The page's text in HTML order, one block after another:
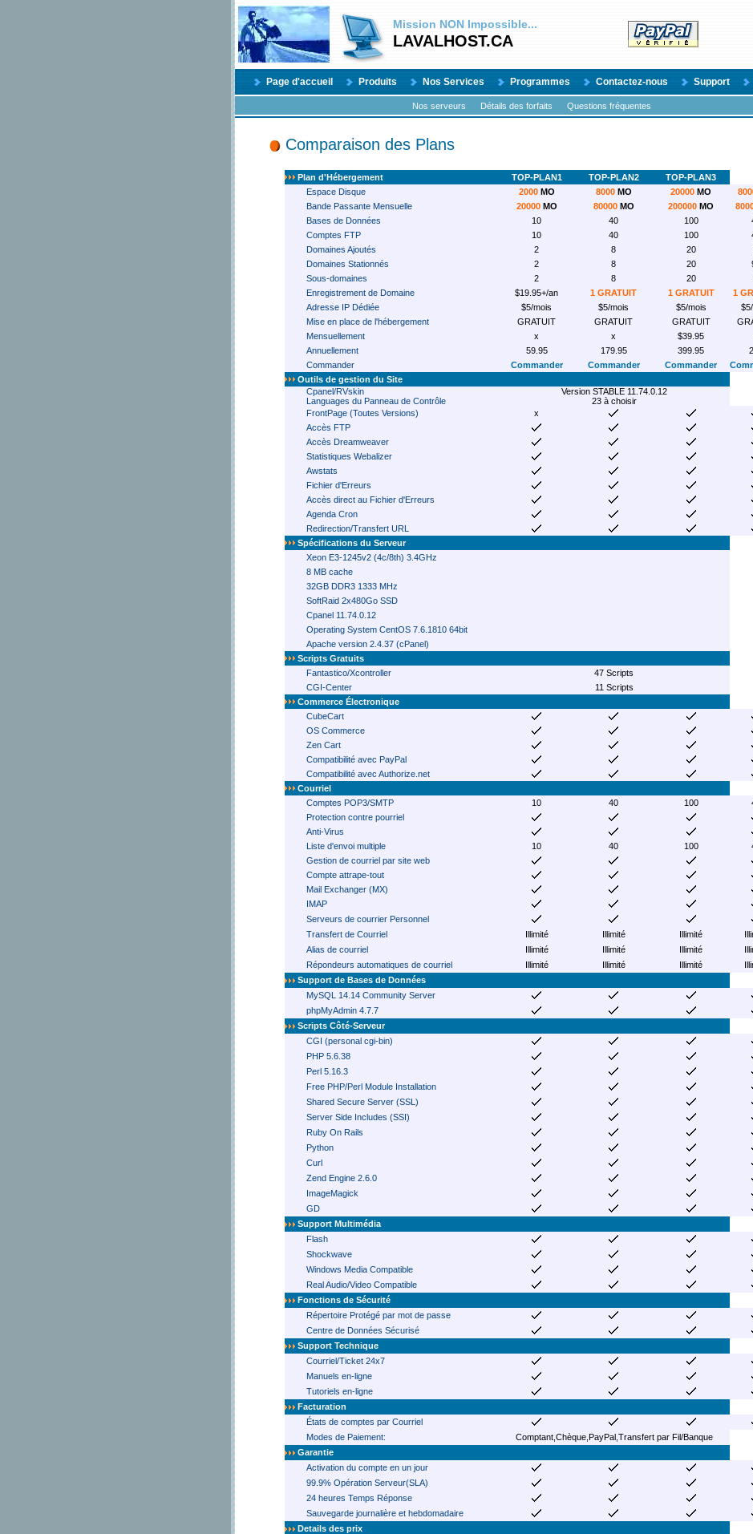
Mission NON Impossible...
LAVALHOST.CA
Page d'accueil Produits Nos Services Programmes Contactez-nous Support
Nos serveurs Détails des forfaits Questions fréquentes
Comparaison des Plans
Plan d'Hébergement TOP-PLAN1 TOP-PLAN2
TOP-PLAN3
Espace Disque
2000MO 8000MO 20000 MO
Bande Passante Mensuelle
20000MO 80000MO 200000 MO
Bases de Données
10 40 100
Comptes FTP
10 40 100
Domaines Ajoutés
2 8 20
Domaines Stationnés
2 8 20
Sous-domaines
2 8 20
Enregistrement de Domaine
$19.95+/an 1 GRATUIT 1 GRATUIT
1
Adresse IP Dédiée
$5/mois $5/mois $5/mois
Mise en place de l'hébergement
GRATUIT GRATUIT GRATUIT
Mensuellement
x x $39.95
Annuellement
59.95 179.95 399.95
Commander
Commander Commander Commander
Outils de gestion du Site
Cpanel/RVskin
Version STABLE 11.74.0.12
Languages du Panneau de Contrôle
23 à choisir
FrontPage (Toutes Versions)
x
Accès FTP
Accès Dreamweaver
Statistiques Webalizer
Awstats
Fichier d'Erreurs
Accès direct au Fichier d'Erreurs
Agenda Cron
Redirection/Transfert URL
Spécifications du Serveur
Xeon E3-1245v2 (4c/8th) 3.4GHz
8 MB cache
32GB DDR3 1333 MHz
SoftRaid 2x480Go SSD
Cpanel 11.74.0.12
Operating System CentOS 7.6.1810 64bit
Apache version 2.4.37 (cPanel)
Scripts Gratuits
Fantastico/Xcontroller
47 Scripts
CGI-Center
11 Scripts
Commerce Électronique
CubeCart
OS Commerce
Zen Cart
Compatibilité avec PayPal
Compatibilité avec Authorize.net
Courriel
Comptes POP3/SMTP
10 40 100
Protection contre pourriel
Anti-Virus
Liste d'envoi multiple
10 40 100
Gestion de courriel par site web
Compte attrape-tout
Mail Exchanger (MX)
IMAP
Serveurs de courrier Personnel
Transfert de Courriel
Illimité Illimité Illimité
Alias de courriel
Illimité Illimité Illimité
Répondeurs automatiques de courriel
Illimité Illimité Illimité
Support de Bases de Données
MySQL 14.14 Community Server
phpMyAdmin 4.7.7
Scripts Côté-Serveur
CGI (personal cgi-bin)
PHP 5.6.38
Perl 5.16.3
Free PHP/Perl Module Installation
Shared Secure Server (SSL)
Server Side Includes (SSI)
Ruby On Rails
Python
Curl
Zend Engine 2.6.0
ImageMagick
GD
Support Multimédia
Flash
Shockwave
Windows Media Compatible
Real Audio/Video Compatible
Fonctions de Sécurité
Répertoire Protégé par mot de passe
Centre de Données Sécurisé
Support Technique
Courriel/Ticket 24x7
Manuels en-ligne
Tutoriels en-ligne
Facturation
États de comptes par Courriel
Modes de Paiement:
Comptant,Chèque,PayPal,Transfert par Fil/Banque
Garantie
Activation du compte en un jour
99.9% Opération Serveur(SLA)
24 heures Temps Réponse
Sauvegarde journalière et hebdomadaire
Details des prix